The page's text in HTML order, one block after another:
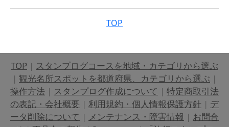
TOP
TOP | スタンプログコースを地域・カテゴリから選ぶ
| 観光名所スポットを都道府県、カテゴリから選ぶ |
操作方法 | スタンプログ作成について | 特定商取引法
の表記・会社概要 | 利用規約・個人情報保護方針 | デ
ータ削除について | メンテナンス・障害情報 | お問合